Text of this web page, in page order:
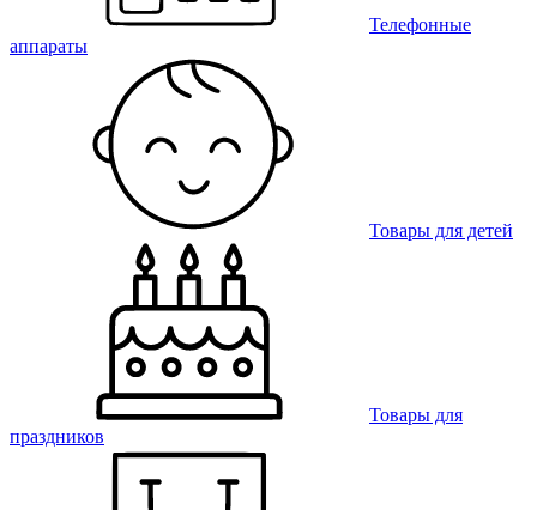
Телефонные
аппараты
Товары для детей
Товары для
праздников